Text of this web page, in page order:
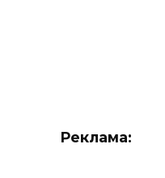
Реклама: